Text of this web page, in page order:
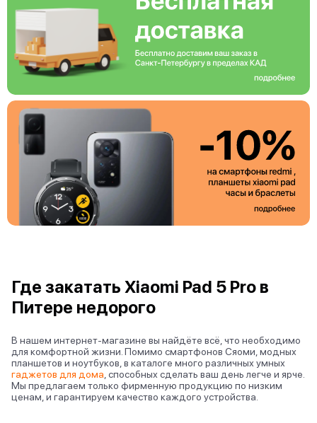
Где закатать Xiaomi Pad 5 Pro в
Питере недорого
В нашем интернет-магазине вы найдёте всё, что необходимо
для комфортной жизни. Помимо смартфонов Сяоми, модных
планшетов и ноутбуков, в каталоге много различных умных
гаджетов для дома, способных сделать ваш день легче и ярче.
Мы предлагаем только фирменную продукцию по низким
ценам, и гарантируем качество каждого устройства.